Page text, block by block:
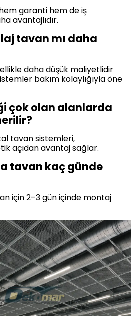
garanti hem de iş
avantajlıdır.
tavan mı daha
daha düşük maliyetlidir
bakım kolaylığıyla öne
çok olan alanlarda
tavan sistemleri,
açıdan avantaj sağlar.
tavan kaç günde
için 2–3 gün içinde montaj